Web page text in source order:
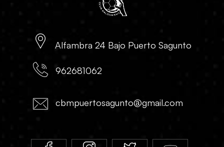
Alfambra 24 Bajo Puerto Sagunto
962681062
cbmpuertosagunto@gmail.com